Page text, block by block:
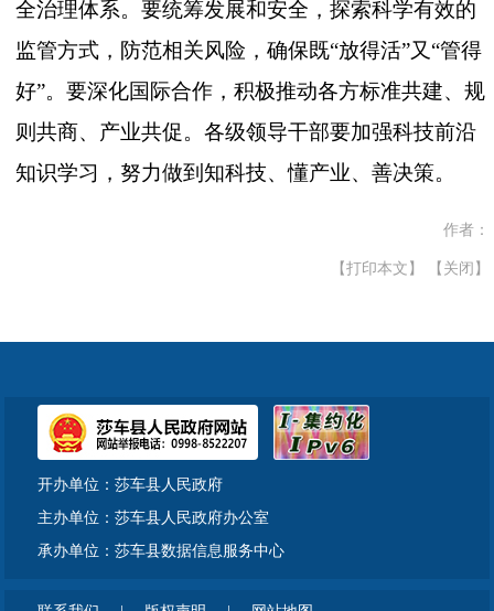
全治理体系。要统筹发展和安全，探索科学有效的
监管方式，防范相关风险，确保既“放得活”又“管得
好”。要深化国际合作，积极推动各方标准共建、规
则共商、产业共促。各级领导干部要加强科技前沿
知识学习，努力做到知科技、懂产业、善决策。
作者：
【打印本文】 【关闭】
开办单位：莎车县人民政府
主办单位：莎车县人民政府办公室
承办单位：莎车县数据信息服务中心